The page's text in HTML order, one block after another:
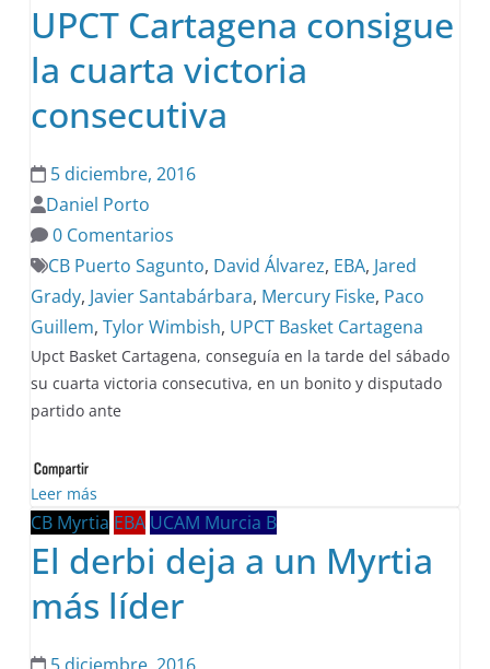
UPCT Cartagena consigue
la cuarta victoria
consecutiva
5 diciembre, 2016
Daniel Porto
0 Comentarios
CB Puerto Sagunto, David Álvarez, EBA, Jared
Grady, Javier Santabárbara, Mercury Fiske, Paco
Guillem,Tylor Wimbish, UPCT Basket Cartagena
Upct Basket Cartagena, conseguía en la tarde del sábado
su cuarta victoria consecutiva, en un bonito y disputado
partido ante
Leer más
CB Myrtia EBA UCAM Murcia B
El derbi deja a un Myrtia
más líder